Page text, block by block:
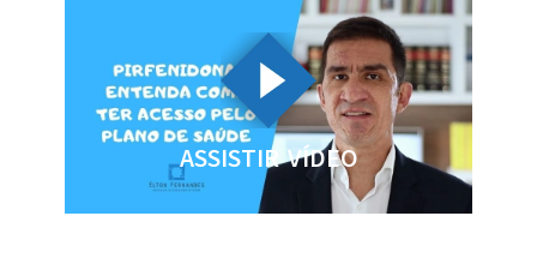
ASSISTIR VÍDEO